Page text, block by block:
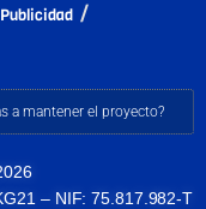
Publicidad
a mantener el proyecto?
– NIF: 75.817.982-T